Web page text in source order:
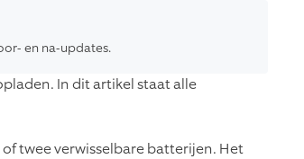
en na-updates.
In dit artikel staat alle
twee verwisselbare batterijen. Het